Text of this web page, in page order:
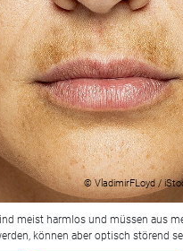
© VladimirFLoyd /
meist harmlos und müssen aus
können aber optisch störend